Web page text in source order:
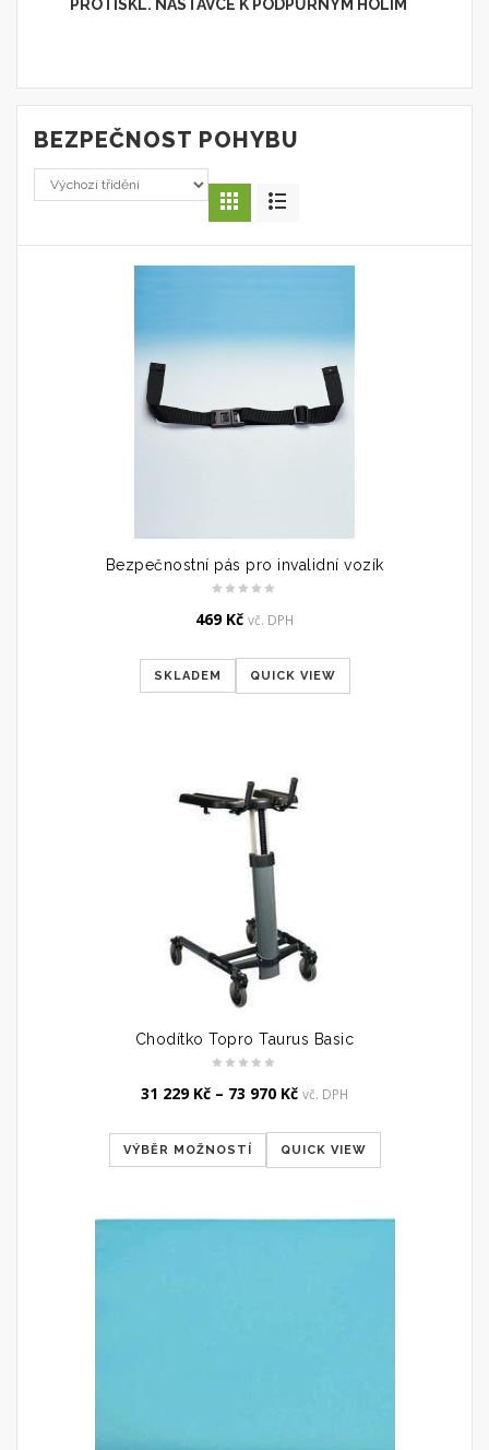
PROTISKL. NÁSTAVCE K PODPŮRNÝM HOLÍM
BEZPEČNOST POHYBU
Bezpečnostní pás pro invalidní vozík
469 Kč vč. DPH
SKLADEM QUICK VIEW
Chodítko Topro Taurus Basic
31 229 Kč – 73 970 Kč vč. DPH
VÝBĚR MOŽNOSTÍ QUICK VIEW